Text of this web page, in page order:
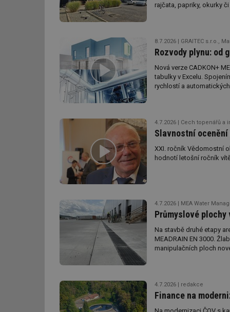
rajčata, papriky, okurky
8.7.2026 GRAITEC s.r.o.,
Rozvody plynu: od
Nová verze CADKON+
tabulky v Excelu.
rychlostí a
4.7.2026 Cech topenářů a
Slavnostní ocenění
XXI. ročník Vědomostní
hodnotí letošní ročník
4.7.2026 MEA Water
Průmyslové plochy
Na stavbě druhé etapy
MEADRAIN EN 3000.
manipulačních ploch
4.7.2026 redakce
Finance na
id
_hjFirstSeen
id
_dc_gtm_UA-